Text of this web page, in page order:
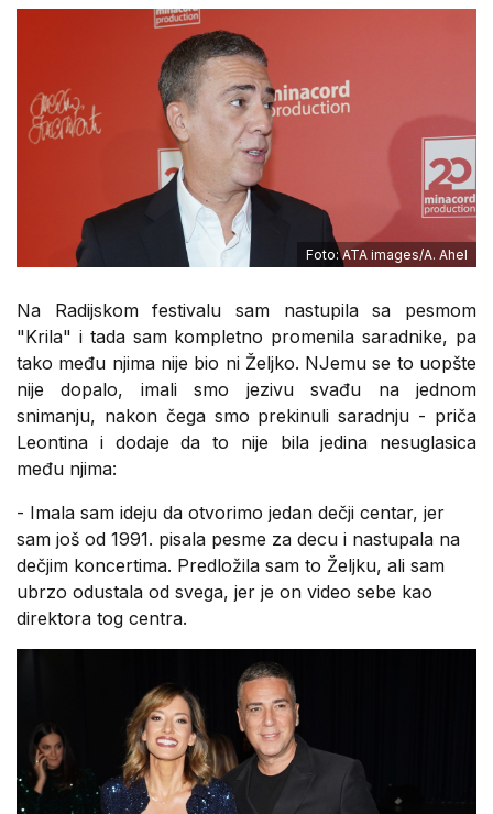
Foto: ATA images/A. Ahel
Na Radijskom festivalu sam nastupila sa pesmom
"Krila" i tada sam kompletno promenila saradnike, pa
tako među njima nije bio ni Željko. NJemu se to uopšte
nije dopalo, imali smo jezivu svađu na jednom
snimanju, nakon čega smo prekinuli saradnju - priča
Leontina i dodaje da to nije bila jedina nesuglasica
među njima:
- Imala sam ideju da otvorimo jedan dečji centar, jer
sam još od 1991. pisala pesme za decu i nastupala na
dečjim koncertima. Predložila sam to Željku, ali sam
ubrzo odustala od svega, jer je on video sebe kao
direktora tog centra.